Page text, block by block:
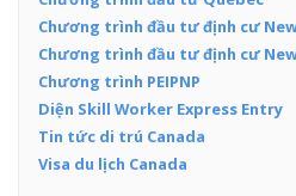
Chương trình đầu tư định cư
Chương trình đầu tư định cư
Chương trình PEIPNP
Diện Skill Worker Express Entry
Tin tức di trú Canada
Visa du lịch Canada